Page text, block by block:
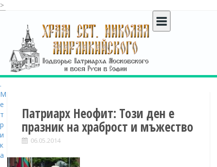
>
c
o
n
t
e
n
t
Патриарх Неофит: Този ден е
празник на храброст и мъжество
06.05.2014